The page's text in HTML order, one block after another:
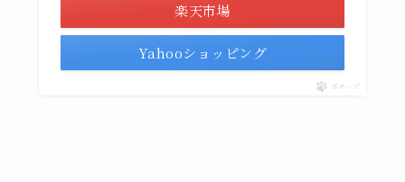
楽天市場
Yahooショッピング
ポチップ